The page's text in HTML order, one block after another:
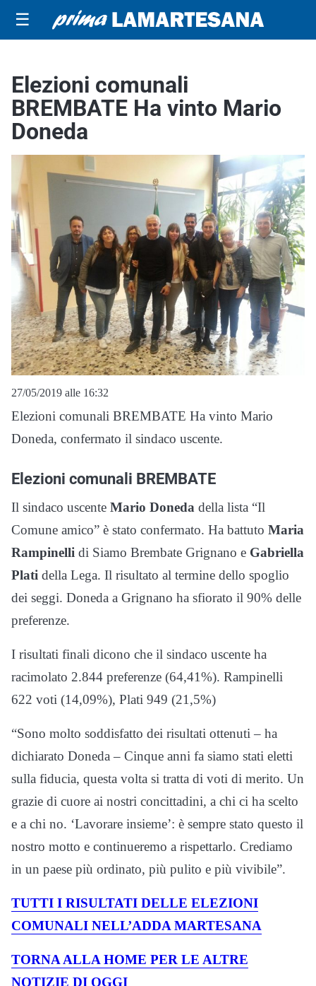
☰
Elezioni comunali
BREMBATE Ha vinto Mario
Doneda
27/05/2019 alle 16:32
Elezioni comunali BREMBATE Ha vinto Mario
Doneda, confermato il sindaco uscente.
Elezioni comunali BREMBATE
Il sindaco uscente Mario Doneda della lista “Il
Comune amico” è stato confermato. Ha battuto Maria
Rampinelli di Siamo Brembate Grignano e Gabriella
Plati della Lega. Il risultato al termine dello spoglio
dei seggi. Doneda a Grignano ha sfiorato il 90% delle
preferenze.
I risultati finali dicono che il sindaco uscente ha
racimolato 2.844 preferenze (64,41%). Rampinelli
622 voti (14,09%), Plati 949 (21,5%)
“Sono molto soddisfatto dei risultati ottenuti – ha
dichiarato Doneda – Cinque anni fa siamo stati eletti
sulla fiducia, questa volta si tratta di voti di merito. Un
grazie di cuore ai nostri concittadini, a chi ci ha scelto
e a chi no. ‘Lavorare insieme’: è sempre stato questo il
nostro motto e continueremo a rispettarlo. Crediamo
in un paese più ordinato, più pulito e più vivibile”.
TUTTI I RISULTATI DELLE ELEZIONI
COMUNALI NELL’ADDA MARTESANA
TORNA ALLA HOME PER LE ALTRE
NOTIZIE DI OGGI